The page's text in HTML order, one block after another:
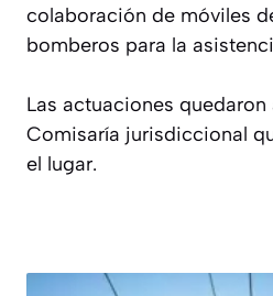
colaboración de móviles
bomberos para la
Las actuaciones
Comisaría jurisdiccional
el lugar.